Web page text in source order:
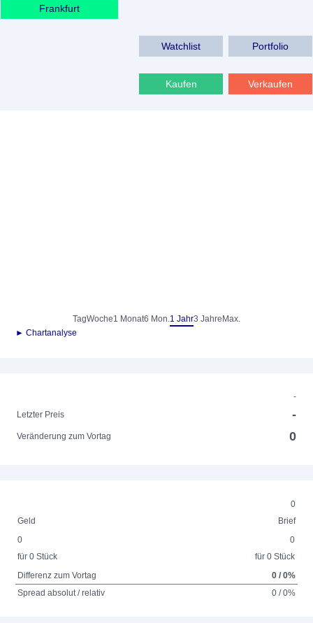
Frankfurt
Watchlist Portfolio
Kaufen Verkaufen
TagWoche1 Monat6 Mon.1 Jahr3 Jahre Max.
► Chartanalyse
-
Letzter Preis
-
Veränderung zum Vortag 0
0
Geld
Brief
0
für 0 Stück
0
für 0 Stück
Differenz zum Vortag
0 / 0%
Spread absolut / relativ
0 / 0%